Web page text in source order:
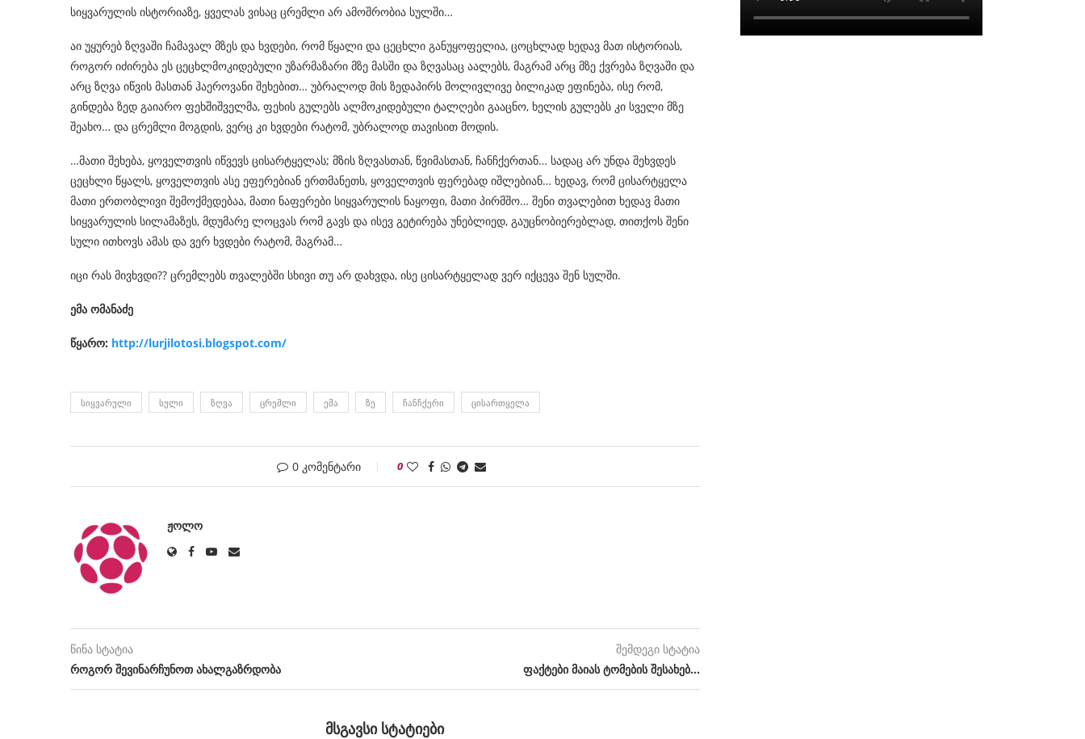
სიყვარულის ისტორიაზე, ყველას ვისაც ცრემლი არ ამოშრობია სულში…
აი უყურებ ზღვაში ჩამავალ მზეს და ხვდები, რომ წყალი და ცეცხლი განუყოფელია, ცოცხლად ხედავ მათ ისტორიას,
როგორ იძირება ეს ცეცხლმოკიდებული უზარმაზარი მზე მასში და ზღვასაც აალებს, მაგრამ არც მზე ქვრება ზღვაში და
არც ზღვა იწვის მასთან ჰაეროვანი შეხებით… უბრალოდ მის ზედაპირს მოლივლივე ბილიკად ეფინება, ისე რომ,
გინდება ზედ გაიარო ფეხშიშველმა, ფეხის გულებს ალმოკიდებული ტალღები გააცნო, ხელის გულებს კი სველი მზე
შეახო… და ცრემლი მოგდის, ვერც კი ხვდები რატომ, უბრალოდ თავისით მოდის.
…მათი შეხება, ყოველთვის იწვევს ცისარტყელას; მზის ზღვასთან, წვიმასთან, ჩანჩქერთან… სადაც არ უნდა შეხვდეს
ცეცხლი წყალს, ყოველთვის ასე ეფერებიან ერთმანეთს, ყოველთვის ფერებად იშლებიან… ხედავ, რომ ცისარტყელა
მათი ერთობლივი შემოქმედებაა, მათი ნაფერები სიყვარულის ნაყოფი, მათი პირმშო… შენი თვალებით ხედავ მათი
სიყვარულის სილამაზეს, მდუმარე ლოცვას რომ გავს და ისევ გეტირება უნებლიედ, გაუცნობიერებლად, თითქოს შენი
სული ითხოვს ამას და ვერ ხვდები რატომ, მაგრამ…
იცი რას მივხვდი?? ცრემლებს თვალებში სხივი თუ არ დახვდა, ისე ცისარტყელად ვერ იქცევა შენ სულში.
ემა ომანაძე
წყარო: http://lurjilotosi.blogspot.com/
ᲡᲘᲧᲕᲐᲠᲣᲚᲘ ᲡᲣᲚᲘ ᲖᲦᲕᲐ ᲪᲠᲔᲛᲚᲘ ᲔᲛᲐ ᲖᲔ ᲩᲐᲜᲩᲥᲔᲠᲘ ᲪᲘᲡᲐᲠᲗᲧᲔᲚᲐ
0 კომენტარი 0
ᲟᲝᲚᲝ
წინა სტატია
როგორ შევინარჩუნოთ ახალგაზრდობა
შემდეგი სტატია
ფაქტები მაიას ტომების შესახებ…
ᲛᲡᲒᲐᲕᲡᲘ ᲡᲢᲐᲢᲘᲔᲑᲘ